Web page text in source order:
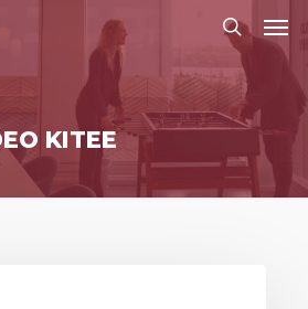
search
Menu
KITEE
Menu